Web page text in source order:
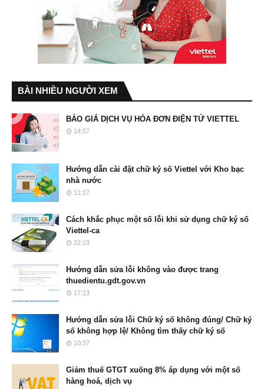
BÀI NHIỀU NGƯỜI XEM
BÁO GIÁ DỊCH VỤ HÓA ĐƠN ĐIỆN TỬ VIETTEL
14:57
Hướng dẫn cài đặt chữ ký số Viettel với Kho bạc
nhà nước
11:17
Cách khắc phục một số lỗi khi sử dụng chữ ký số
Viettel-ca
22:23
Hướng dẫn sửa lỗi không vào được trang
thuedientu.gdt.gov.vn
17:13
Hướng dẫn sửa lỗi Chữ ký số không đúng/ Chữ ký
số không hợp lệ/ Không tìm thấy chữ ký số
10:37
Giảm thuế GTGT xuống 8% áp dụng với một số
hàng hoá, dịch vụ